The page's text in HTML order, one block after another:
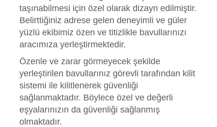
taşınabilmesi için özel olarak dizayn edilmiştir.
Belirttiğiniz adrese gelen deneyimli ve güler
yüzlü ekibimiz özen ve titizlikle bavullarınızı
aracımıza yerleştirmektedir.
Özenle ve zarar görmeyecek şekilde
yerleştirilen bavullarınız görevli tarafından kilit
sistemi ile kilitlenerek güvenliği
sağlanmaktadır. Böylece özel ve değerli
eşyalarınızın da güvenliği sağlanmış
olmaktadır.